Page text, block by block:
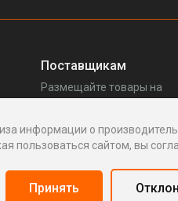
Поставщикам
Размещайте товары на
Как это работает
информации о
сайтом, вы
Принять